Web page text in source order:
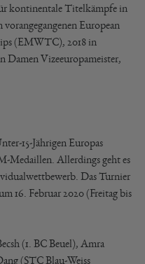
kontinentale Titelkämpfe in
European
(EMWTC), 2018 in
Damen Vizeeuropameister,
15-Jährigen Europas
Medaillen. Allerdings geht es
Das Turnier
16. Februar 2020 (Freitag bis
(1. BC Beuel), Amra
(STC Blau-Weiss